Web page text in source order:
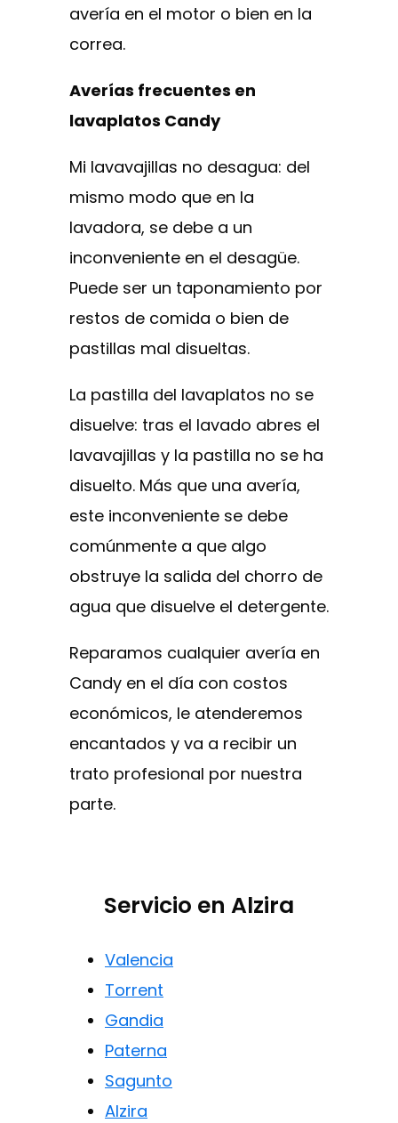
avería en el motor o bien en la
correa.
Averías frecuentes en
lavaplatos Candy
Mi lavavajillas no desagua: del
mismo modo que en la
lavadora, se debe a un
inconveniente en el desagüe.
Puede ser un taponamiento por
restos de comida o bien de
pastillas mal disueltas.
La pastilla del lavaplatos no se
disuelve: tras el lavado abres el
lavavajillas y la pastilla no se ha
disuelto. Más que una avería,
este inconveniente se debe
comúnmente a que algo
obstruye la salida del chorro de
agua que disuelve el detergente.
Reparamos cualquier avería en
Candy en el día con costos
económicos, le atenderemos
encantados y va a recibir un
trato profesional por nuestra
parte.
Servicio en Alzira
Valencia
Torrent
Gandia
Paterna
Sagunto
Alzira